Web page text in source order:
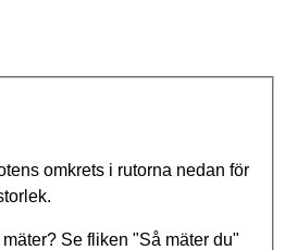
omkrets i rutorna nedan för
Se fliken "Så mäter du"